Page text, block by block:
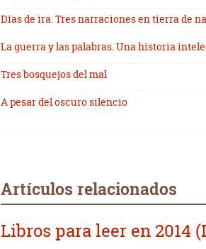
Días de ira. Tres narraciones en tierra de
La guerra y las palabras. Una historia
Tres bosquejos del mal
A pesar del oscuro silencio
Artículos relacionados
Libros para leer en 2014